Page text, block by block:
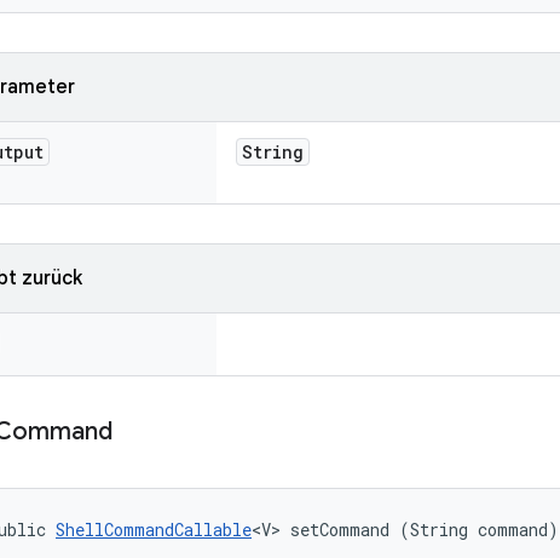
String
zurück
ShellCommandCallable<V> setCommand (String command)